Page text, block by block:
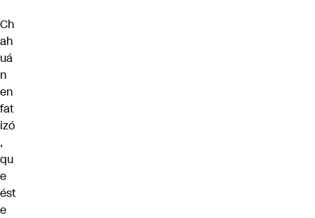
Ch
ah
uá
n
en
fat
izó
,
qu
e
ést
e